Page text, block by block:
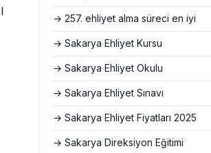
→ 257. ehliyet alma süreci en iyi
→ Sakarya Ehliyet Kursu
→ Sakarya Ehliyet Okulu
→ Sakarya Ehliyet Sınavı
→ Sakarya Ehliyet Fiyatları 2025
→ Sakarya Direksiyon Eğitimi